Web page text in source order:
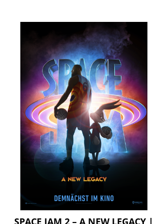
SPACE JAM 2 – A NEW LEGACY |